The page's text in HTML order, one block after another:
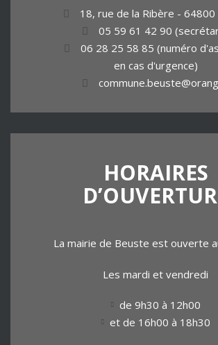
18, rue de la Ribère -
05 59 61 42 90
06 28 25 58 85 (numéro
en cas d'urgence)
HORAIRES
La mairie de Beuste est ouverte
Les mardi et vendredi
de 9h30 à 12h00
et de 16h00 à 18h30